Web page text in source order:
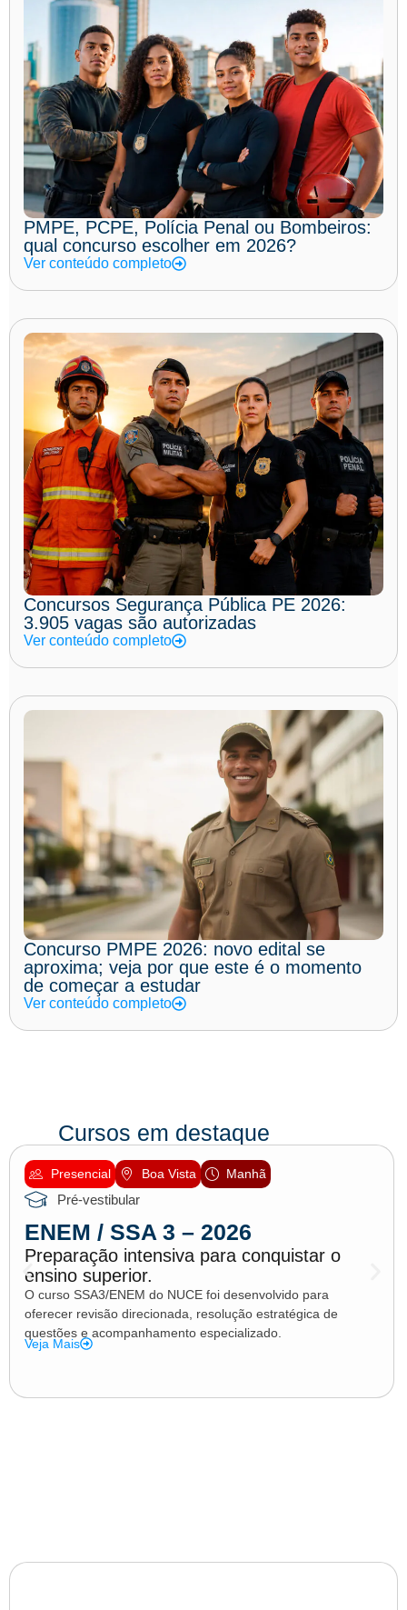
PMPE, PCPE, Polícia Penal ou Bombeiros:
qual concurso escolher em 2026?
Ver conteúdo completo
Concursos Segurança Pública PE 2026:
3.905 vagas são autorizadas
Ver conteúdo completo
Concurso PMPE 2026: novo edital se
aproxima; veja por que este é o momento
de começar a estudar
Ver conteúdo completo
Cursos em destaque
Presencial Boa Vista Manhã
Pré-vestibular
ENEM / SSA 3 – 2026
Preparação intensiva para conquistar o
ensino superior.
O curso SSA3/ENEM do NUCE foi desenvolvido para
oferecer revisão direcionada, resolução estratégica de
questões e acompanhamento especializado.
Veja Mais